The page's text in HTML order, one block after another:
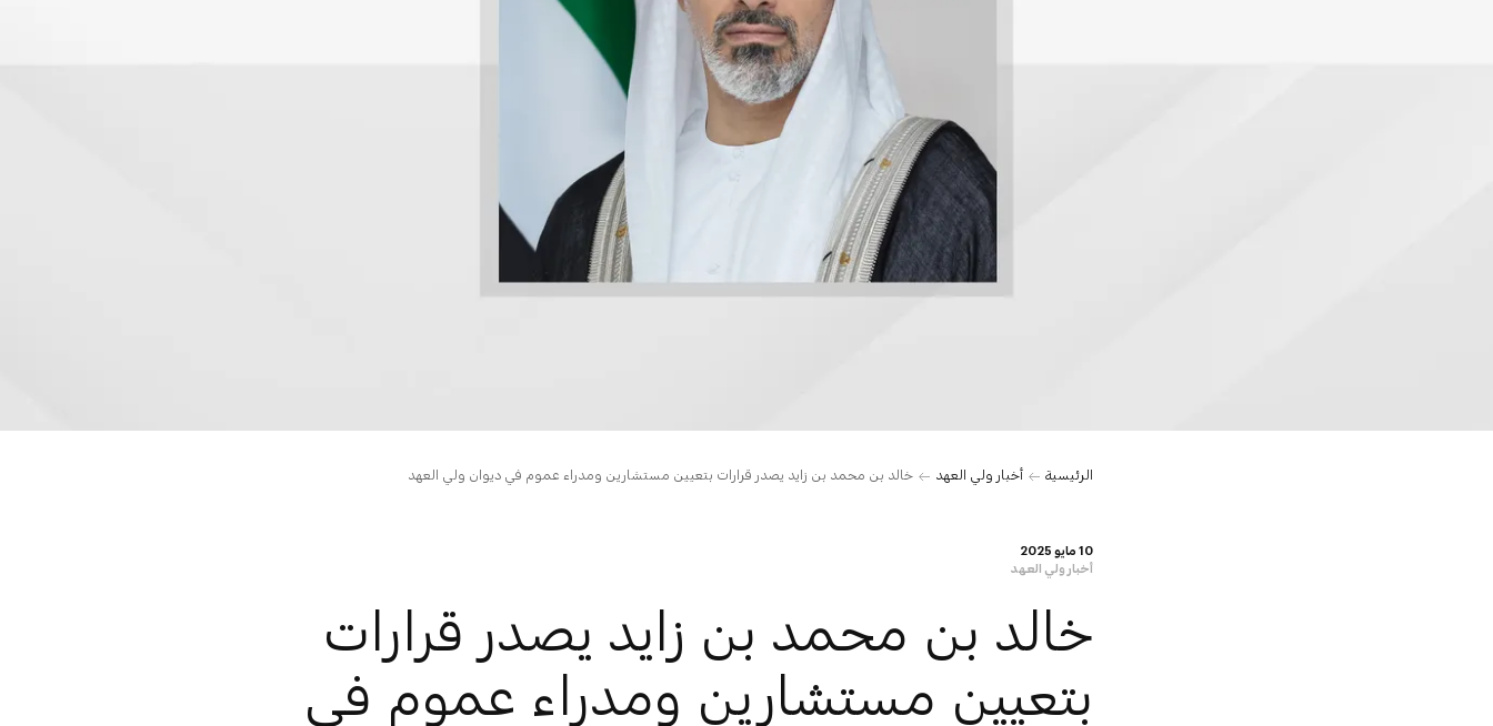
الرئيسية أخبار ولي العهد خالد بن محمد بن زايد يصدر قرارات بتعيين مستشارين ومدراء عموم في ديوان ولي العهد
10 مايو 2025
أخبار ولي العهد
خالد بن محمد بن زايد يصدر قرارات
بتعيين مستشارين ومدراء عموم في